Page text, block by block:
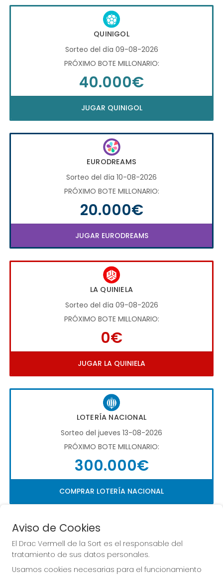
QUINIGOL
Sorteo del día 09-08-2026
PRÓXIMO BOTE MILLONARIO:
40.000€
JUGAR QUINIGOL
EURODREAMS
Sorteo del día 10-08-2026
PRÓXIMO BOTE MILLONARIO:
20.000€
JUGAR EURODREAMS
LA QUINIELA
Sorteo del día 09-08-2026
PRÓXIMO BOTE MILLONARIO:
0€
JUGAR LA QUINIELA
LOTERÍA NACIONAL
Sorteo del jueves 13-08-2026
PRÓXIMO BOTE MILLONARIO:
300.000€
COMPRAR LOTERÍA NACIONAL
Imagen anterior
Aviso de Cookies
El Drac Vermell de la Sort es el responsable del
tratamiento de sus datos personales.
Usamos cookies necesarias para el funcionamiento